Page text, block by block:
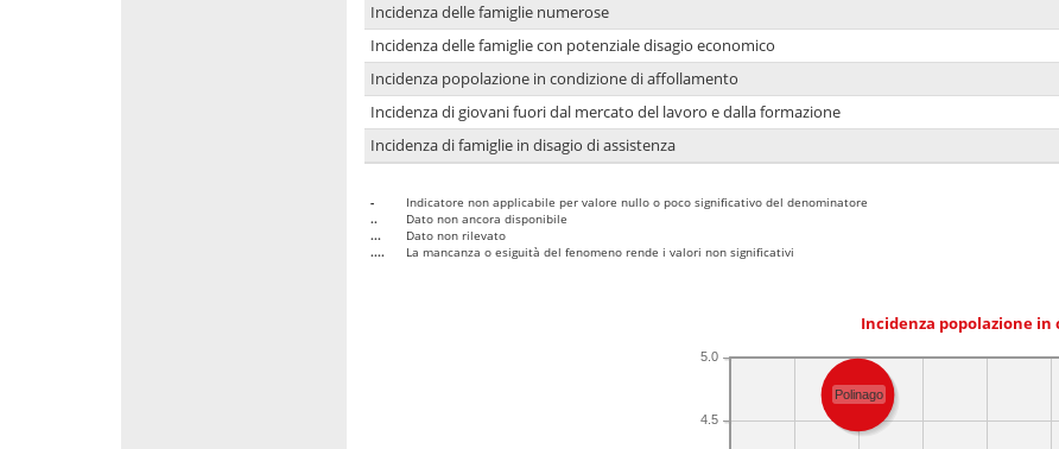
Incidenza delle famiglie numerose
Incidenza delle famiglie con potenziale disagio economico
Incidenza popolazione in condizione di affollamento
Incidenza di giovani fuori dal mercato del lavoro e dalla formazione
Incidenza di famiglie in disagio di assistenza
-
Indicatore non applicabile per valore nullo o poco significativo del denominatore
..
Dato non ancora disponibile
...
Dato non rilevato
....
La mancanza o esiguità del fenomeno rende i valori non significativi
Incidenza popolazione
4.5
5.0
Polinago